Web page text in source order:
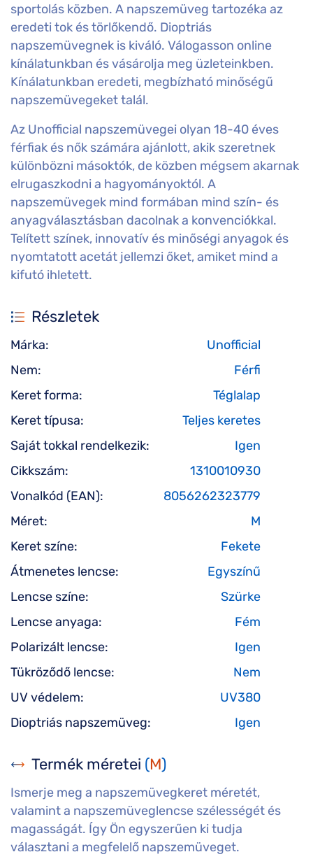
sportolás közben. A napszemüveg tartozéka az
eredeti tok és törlőkendő. Dioptriás
napszemüvegnek is kiváló. Válogasson online
kínálatunkban és vásárolja meg üzleteinkben.
Kínálatunkban eredeti, megbízható minőségű
napszemüvegeket talál.
Az Unofficial napszemüvegei olyan 18-40 éves
férfiak és nők számára ajánlott, akik szeretnek
különbözni másoktók, de közben mégsem akarnak
elrugaszkodni a hagyományoktól. A
napszemüvegek mind formában mind szín- és
anyagválasztásban dacolnak a konvenciókkal.
Telített színek, innovatív és minőségi anyagok és
nyomtatott acetát jellemzi őket, amiket mind a
kifutó ihletett.
Részletek
Márka:
Unofficial
Nem:
Férfi
Keret forma:
Téglalap
Keret típusa:
Teljes keretes
Saját tokkal rendelkezik:
Igen
Cikkszám:
1310010930
Vonalkód (EAN):
8056262323779
Méret:
M
Keret színe:
Fekete
Átmenetes lencse:
Egyszínű
Lencse színe:
Szürke
Lencse anyaga:
Fém
Polarizált lencse:
Igen
Tükröződő lencse:
Nem
UV védelem:
UV380
Dioptriás napszemüveg:
Igen
Termék méretei (M)
Ismerje meg a napszemüvegkeret méretét,
valamint a napszemüveglencse szélességét és
magasságát. Így Ön egyszerűen ki tudja
választani a megfelelő napszemüveget.